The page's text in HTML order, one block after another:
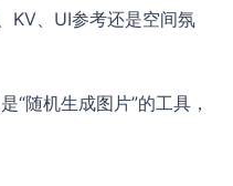
KV、UI参考还是空间氛
“随机生成图片”的工具，